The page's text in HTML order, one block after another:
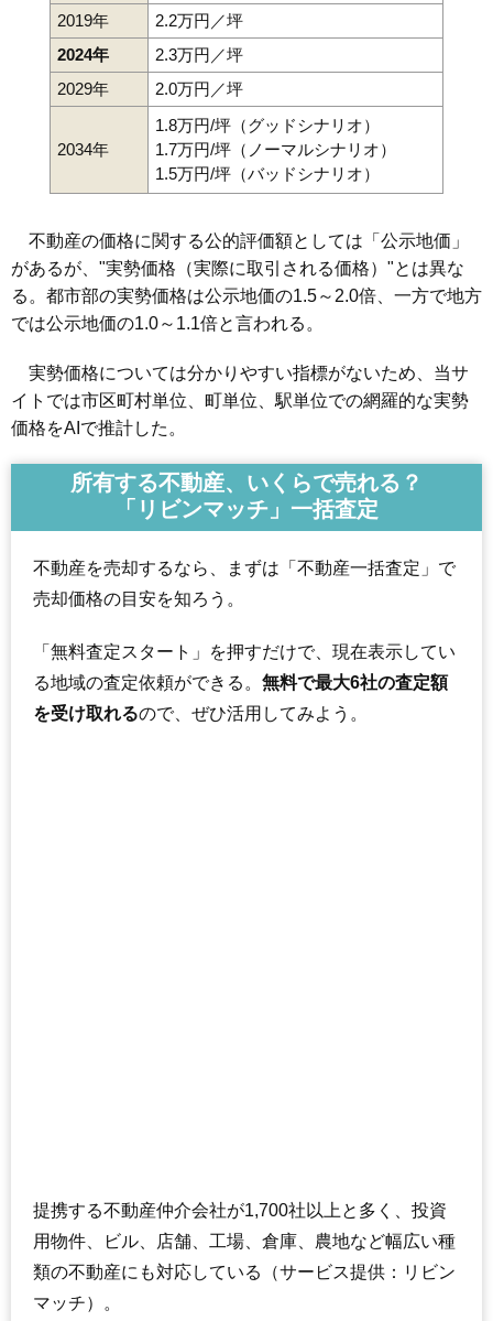
2019年
2.2万円／坪
2024年
2.3万円／坪
2029年
2.0万円／坪
2034年
1.8万円/坪（グッドシナリオ）
1.7万円/坪（ノーマルシナリオ）
1.5万円/坪（バッドシナリオ）
不動産の価格に関する公的評価額としては「公示地価」
があるが、"実勢価格（実際に取引される価格）"とは異な
る。都市部の実勢価格は公示地価の1.5～2.0倍、一方で地方
では公示地価の1.0～1.1倍と言われる。
実勢価格については分かりやすい指標がないため、当サ
イトでは市区町村単位、町単位、駅単位での網羅的な実勢
価格をAIで推計した。
所有する不動産、いくらで売れる？
「リビンマッチ」一括査定
不動産を売却するなら、まずは「不動産一括査定」で
売却価格の目安を知ろう。
「無料査定スタート」を押すだけで、現在表示してい
る地域の査定依頼ができる。 無料で最大6社の査定額
を受け取れるので、ぜひ活用してみよう。
提携する不動産仲介会社が1,700社以上と多く、投資
用物件、ビル、店舗、工場、倉庫、農地など幅広い種
類の不動産にも対応している（サービス提供：リビン
マッチ）。